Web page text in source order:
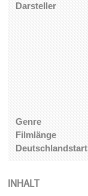
Darsteller
Genre
Filmlänge
Deutschlandstart
INHALT